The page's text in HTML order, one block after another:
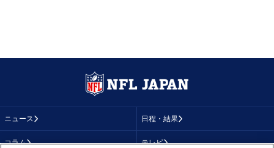
ニュース 日程・結果
コラム テレビ